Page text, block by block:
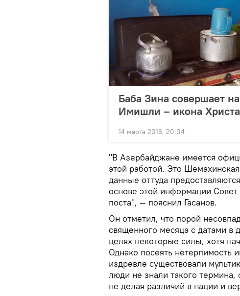
Баба Зина совершает
Имишли – икона Христа
14 марта 2016, 20:04
"В Азербайджане имеется
этой работой. Это
данные оттуда
основе этой информации Совет
поста", — пояснил Гасанов.
Он отметил, что порой
священного месяца с датами в
целях некоторые силы, хотя
Однако посеять нетерпимость
издревле существовали
люди не знали такого
не делая различий в нации и